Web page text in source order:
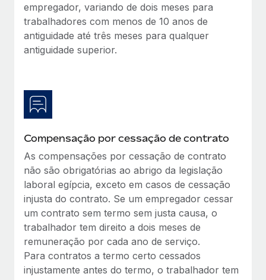
empregador, variando de dois meses para
trabalhadores com menos de 10 anos de
antiguidade até três meses para qualquer
antiguidade superior.
Compensação por cessação de contrato
As compensações por cessação de contrato
não são obrigatórias ao abrigo da legislação
laboral egípcia, exceto em casos de cessação
injusta do contrato. Se um empregador cessar
um contrato sem termo sem justa causa, o
trabalhador tem direito a dois meses de
remuneração por cada ano de serviço.
Para contratos a termo certo cessados
injustamente antes do termo, o trabalhador tem